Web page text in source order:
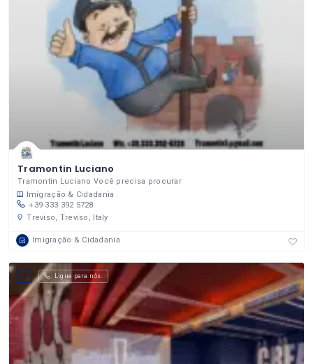
Tramontin Luciano
Tramontin Luciano Você precisa procurar
Imigração & Cidadania
+39 333 392 5728
Treviso, Treviso, Italy
Imigração & Cidadania
Ligue para nós.